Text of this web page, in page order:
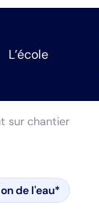
L’école
sur chantier
de l'eau*